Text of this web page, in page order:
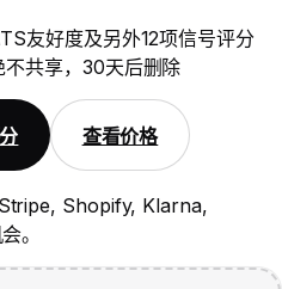
友好度及另外12项信号评分
共享，30天后删除
查看价格
Shopify, Klarna,
。